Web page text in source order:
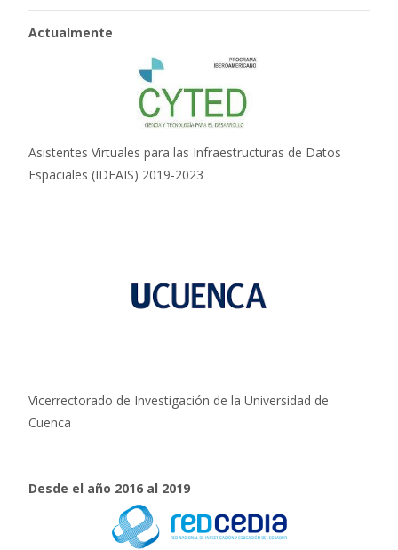
Actualmente
Asistentes Virtuales para las Infraestructuras de Datos
Espaciales (IDEAIS) 2019-2023
Vicerrectorado de Investigación de la Universidad de
Cuenca
Desde el año 2016 al 2019